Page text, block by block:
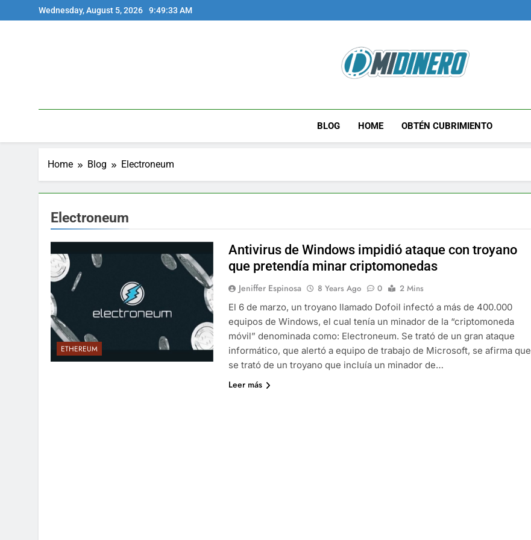
to
Wednesday, August 5, 2026 9:49:33 AM
Midinero.co
BLOG HOME OBTÉN CUBRIMIENTO
Home Blog Electroneum
Electroneum
ETHEREUM
Antivirus de Windows impidió ataque con troyano
que pretendía minar criptomonedas
Jeniffer Espinosa 8 Years Ago 0
2 Mins
El 6 de marzo, un troyano llamado Dofoil infectó a más de 400.000
equipos de Windows, el cual tenía un minador de la “criptomoneda
móvil” denominada como: Electroneum. Se trató de un gran ataque
informático, que alertó a equipo de trabajo de Microsoft, se afirma que
se trató de un troyano que incluía un minador de…
Leer más